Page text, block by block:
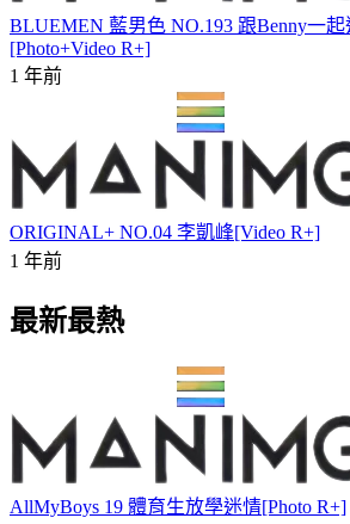
BLUEMEN 藍男色 NO.193 跟Benny一
[Photo+Video R+]
1 年前
ORIGINAL+ NO.04 李凱峰[Video R+]
1 年前
最新最熱
AllMyBoys 19 體育生放學迷情[Photo R+]